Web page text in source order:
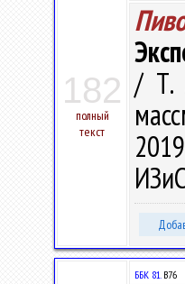
182
полный
текст
/ Т.
ББК 81.В76